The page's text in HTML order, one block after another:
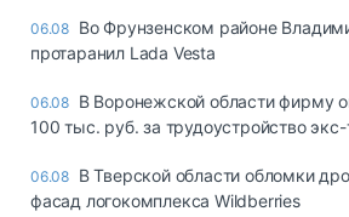
06.08 Во Фрунзенском районе
протаранил Lada Vesta
06.08 В Воронежской области фирму
100 тыс. руб. за трудоустройство
06.08 В Тверской области обломки
фасад логокомплекса Wildberries